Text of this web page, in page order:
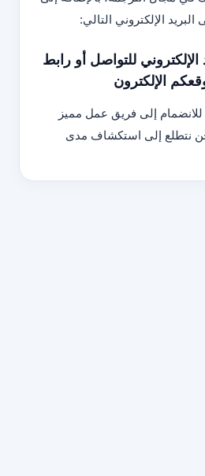
الإلكتروني التالي:
الإلكتروني للتواصل أو رابط
الإلكترون
للانضمام إلى فريق عمل مميز
نتطلع إلى استكشاف مدى